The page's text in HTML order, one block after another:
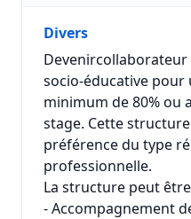
Divers
socio-éducative pour
minimum de 80% ou
stage. Cette
préférence du type
professionnelle.
La structure peut
- Accompagnement